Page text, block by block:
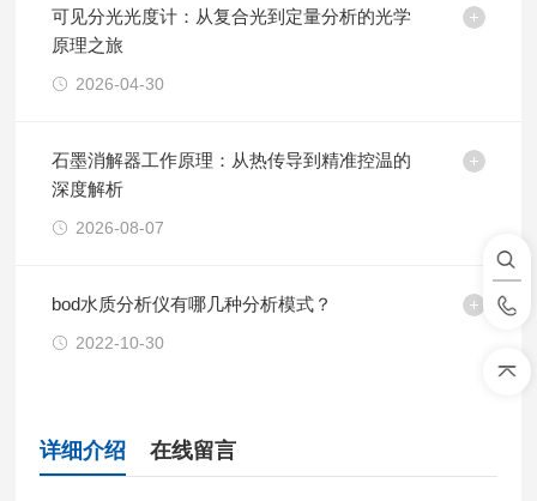
可见分光光度计：从复合光到定量分析的光学
原理之旅
2026-04-30
石墨消解器工作原理：从热传导到精准控温的
深度解析
2026-08-07
bod水质分析仪有哪几种分析模式？
2022-10-30
详细介绍 在线留言